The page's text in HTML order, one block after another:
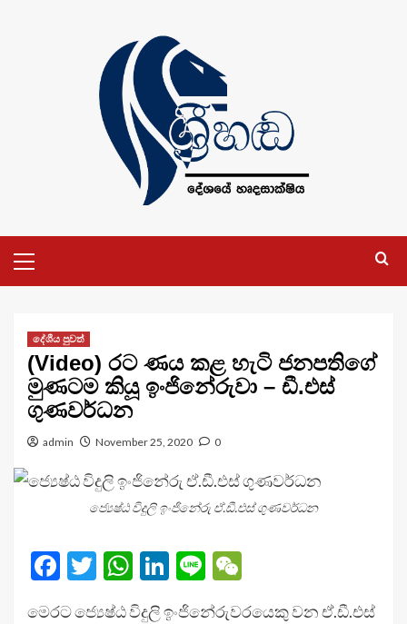
Menu
දේශීය පුවත්
(Video) රට ණය කළ හැටි ජනපතිගේ
මුණටම කියූ ඉංජිනේරුවා – ඩී.එස්
ගුණවර්ධන
admin November 25, 2020 0
ජ්‍යෙෂ්ඨ විදුලි ඉංජිනේරු ඒ.ඩී.එස් ගුණවර්ධන
Facebook
Twitter
WhatsApp
LinkedIn
Line
මෙරට ජ්‍යෙෂ්ඨ විදුලි ඉංජිනේරුවරයෙකු වන ඒ.ඩී.එස්